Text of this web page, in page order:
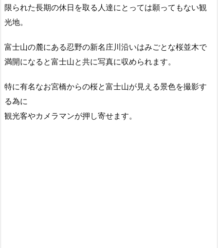
限られた長期の休日を取る人達にとっては願ってもない観
光地。
富士山の麓にある忍野の新名庄川沿いはみごとな桜並木で
満開になると富士山と共に写真に収められます。
特に有名なお宮橋からの桜と富士山が見える景色を撮影す
る為に
観光客やカメラマンが押し寄せます。